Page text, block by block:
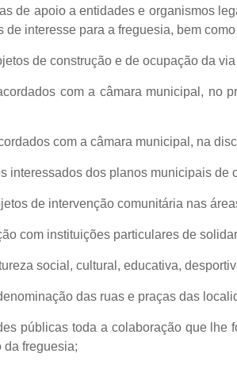
de apoio a entidades e organismos
de interesse para a freguesia, bem
de construção e de ocupação da
com a câmara municipal, no
com a câmara municipal, na
interessados dos planos municipais de
de intervenção comunitária nas
com instituições particulares de
social, cultural, educativa,
das ruas e praças das
públicas toda a colaboração que
da freguesia;